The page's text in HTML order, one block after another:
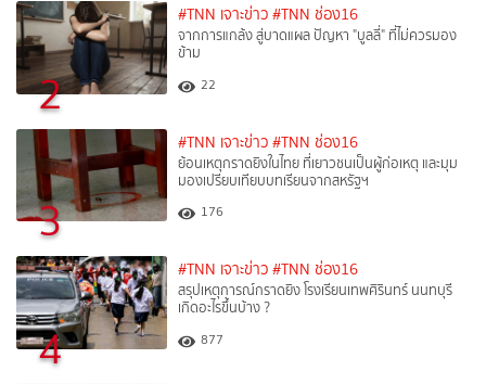
2
#TNN เจาะข่าว #TNN ช่อง16
จากการแกล้ง สู่บาดแผล ปัญหา "บูลลี่" ที่ไม่ควรมอง
ข้าม
22
3
#TNN เจาะข่าว #TNN ช่อง16
ย้อนเหตุกราดยิงในไทย ที่เยาวชนเป็นผู้ก่อเหตุ และมุม
มองเปรียบเทียบบทเรียนจากสหรัฐฯ
176
4
#TNN เจาะข่าว #TNN ช่อง16
สรุปเหตุการณ์กราดยิง โรงเรียนเทพศิรินทร์ นนทบุรี
เกิดอะไรขึ้นบ้าง ?
877